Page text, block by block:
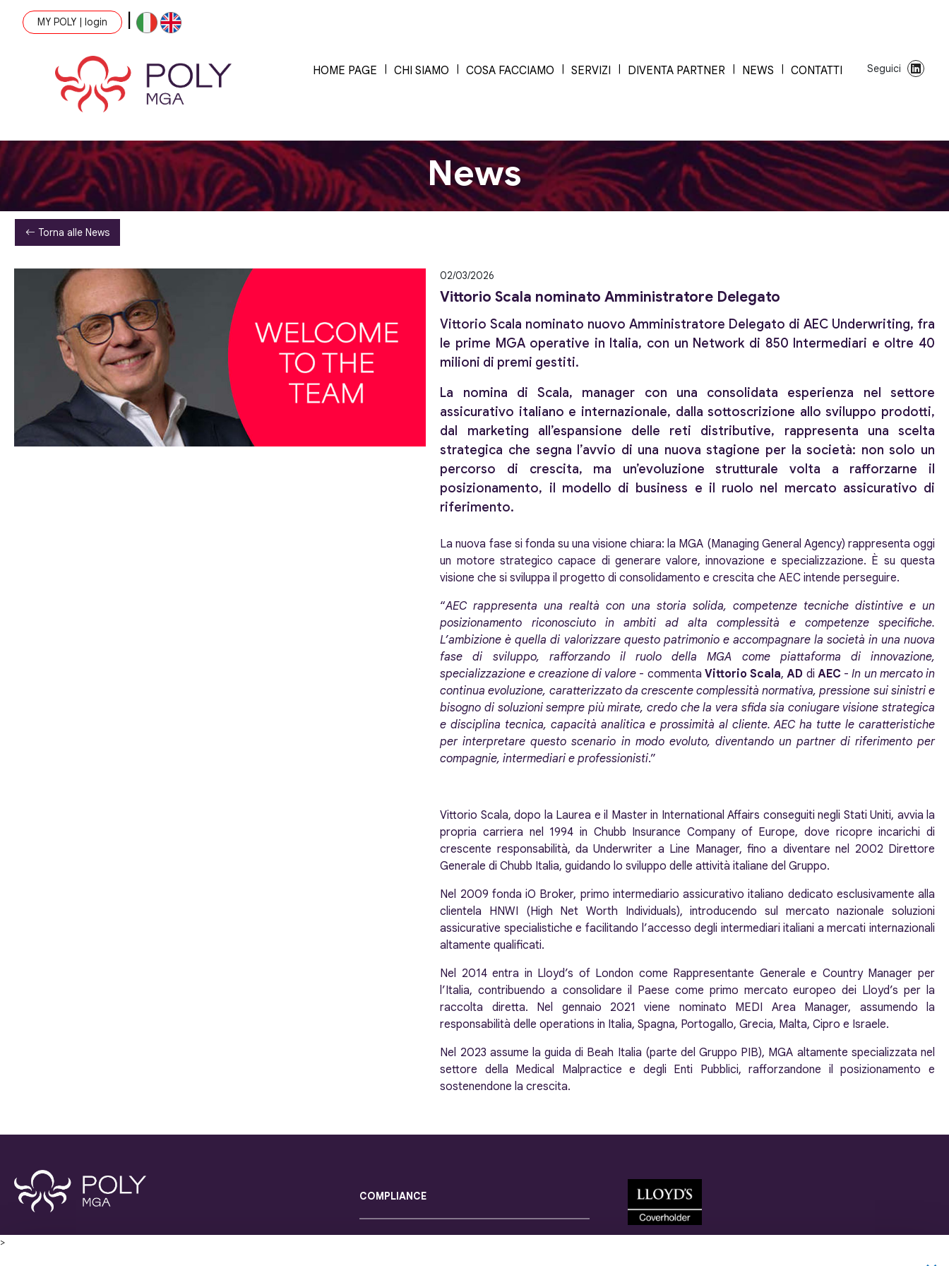
MY POLY | login
HOME PAGE CHI SIAMO COSA FACCIAMO SERVIZI DIVENTA PARTNER NEWS CONTATTI Seguici
News
Torna alle News
02/03/2026
Vittorio Scala nominato Amministratore Delegato
Vittorio Scala nominato nuovo Amministratore Delegato di AEC Underwriting, fra
le prime MGA operative in Italia, con un Network di 850 Intermediari e oltre 40
milioni di premi gestiti.
La nomina di Scala, manager con una consolidata esperienza nel settore
assicurativo italiano e internazionale, dalla sottoscrizione allo sviluppo prodotti,
dal marketing all’espansione delle reti distributive, rappresenta una scelta
strategica che segna l’avvio di una nuova stagione per la società: non solo un
percorso di crescita, ma un’evoluzione strutturale volta a rafforzarne il
posizionamento, il modello di business e il ruolo nel mercato assicurativo di
riferimento.
La nuova fase si fonda su una visione chiara: la MGA (Managing General Agency) rappresenta oggi
un motore strategico capace di generare valore, innovazione e specializzazione. È su questa
visione che si sviluppa il progetto di consolidamento e crescita che AEC intende perseguire.
“AEC rappresenta una realtà con una storia solida, competenze tecniche distintive e un
posizionamento riconosciuto in ambiti ad alta complessità e competenze specifiche.
L’ambizione è quella di valorizzare questo patrimonio e accompagnare la società in una nuova
fase di sviluppo, rafforzando il ruolo della MGA come piattaforma di innovazione,
specializzazione e creazione di valore - commenta Vittorio Scala,AD di AEC -In un mercato in
continua evoluzione, caratterizzato da crescente complessità normativa, pressione sui sinistri e
bisogno di soluzioni sempre più mirate, credo che la vera sfida sia coniugare visione strategica
e disciplina tecnica, capacità analitica e prossimità al cliente. AEC ha tutte le caratteristiche
per interpretare questo scenario in modo evoluto, diventando un partner di riferimento per
compagnie, intermediari e professionisti.”
Vittorio Scala, dopo la Laurea e il Master in International Affairs conseguiti negli Stati Uniti, avvia la
propria carriera nel 1994 in Chubb Insurance Company of Europe, dove ricopre incarichi di
crescente responsabilità, da Underwriter a Line Manager, fino a diventare nel 2002 Direttore
Generale di Chubb Italia, guidando lo sviluppo delle attività italiane del Gruppo.
Nel 2009 fonda iO Broker, primo intermediario assicurativo italiano dedicato esclusivamente alla
clientela HNWI (High Net Worth Individuals), introducendo sul mercato nazionale soluzioni
assicurative specialistiche e facilitando l’accesso degli intermediari italiani a mercati internazionali
altamente qualificati.
Nel 2014 entra in Lloyd’s of London come Rappresentante Generale e Country Manager per
l’Italia, contribuendo a consolidare il Paese come primo mercato europeo dei Lloyd’s per la
raccolta diretta. Nel gennaio 2021 viene nominato MEDI Area Manager, assumendo la
responsabilità delle operations in Italia, Spagna, Portogallo, Grecia, Malta, Cipro e Israele.
Nel 2023 assume la guida di Beah Italia (parte del Gruppo PIB), MGA altamente specializzata nel
settore della Medical Malpractice e degli Enti Pubblici, rafforzandone il posizionamento e
sostenendone la crescita.
COMPLIANCE
Coverholder di Lloyd’s Insurance Company S.A.
>